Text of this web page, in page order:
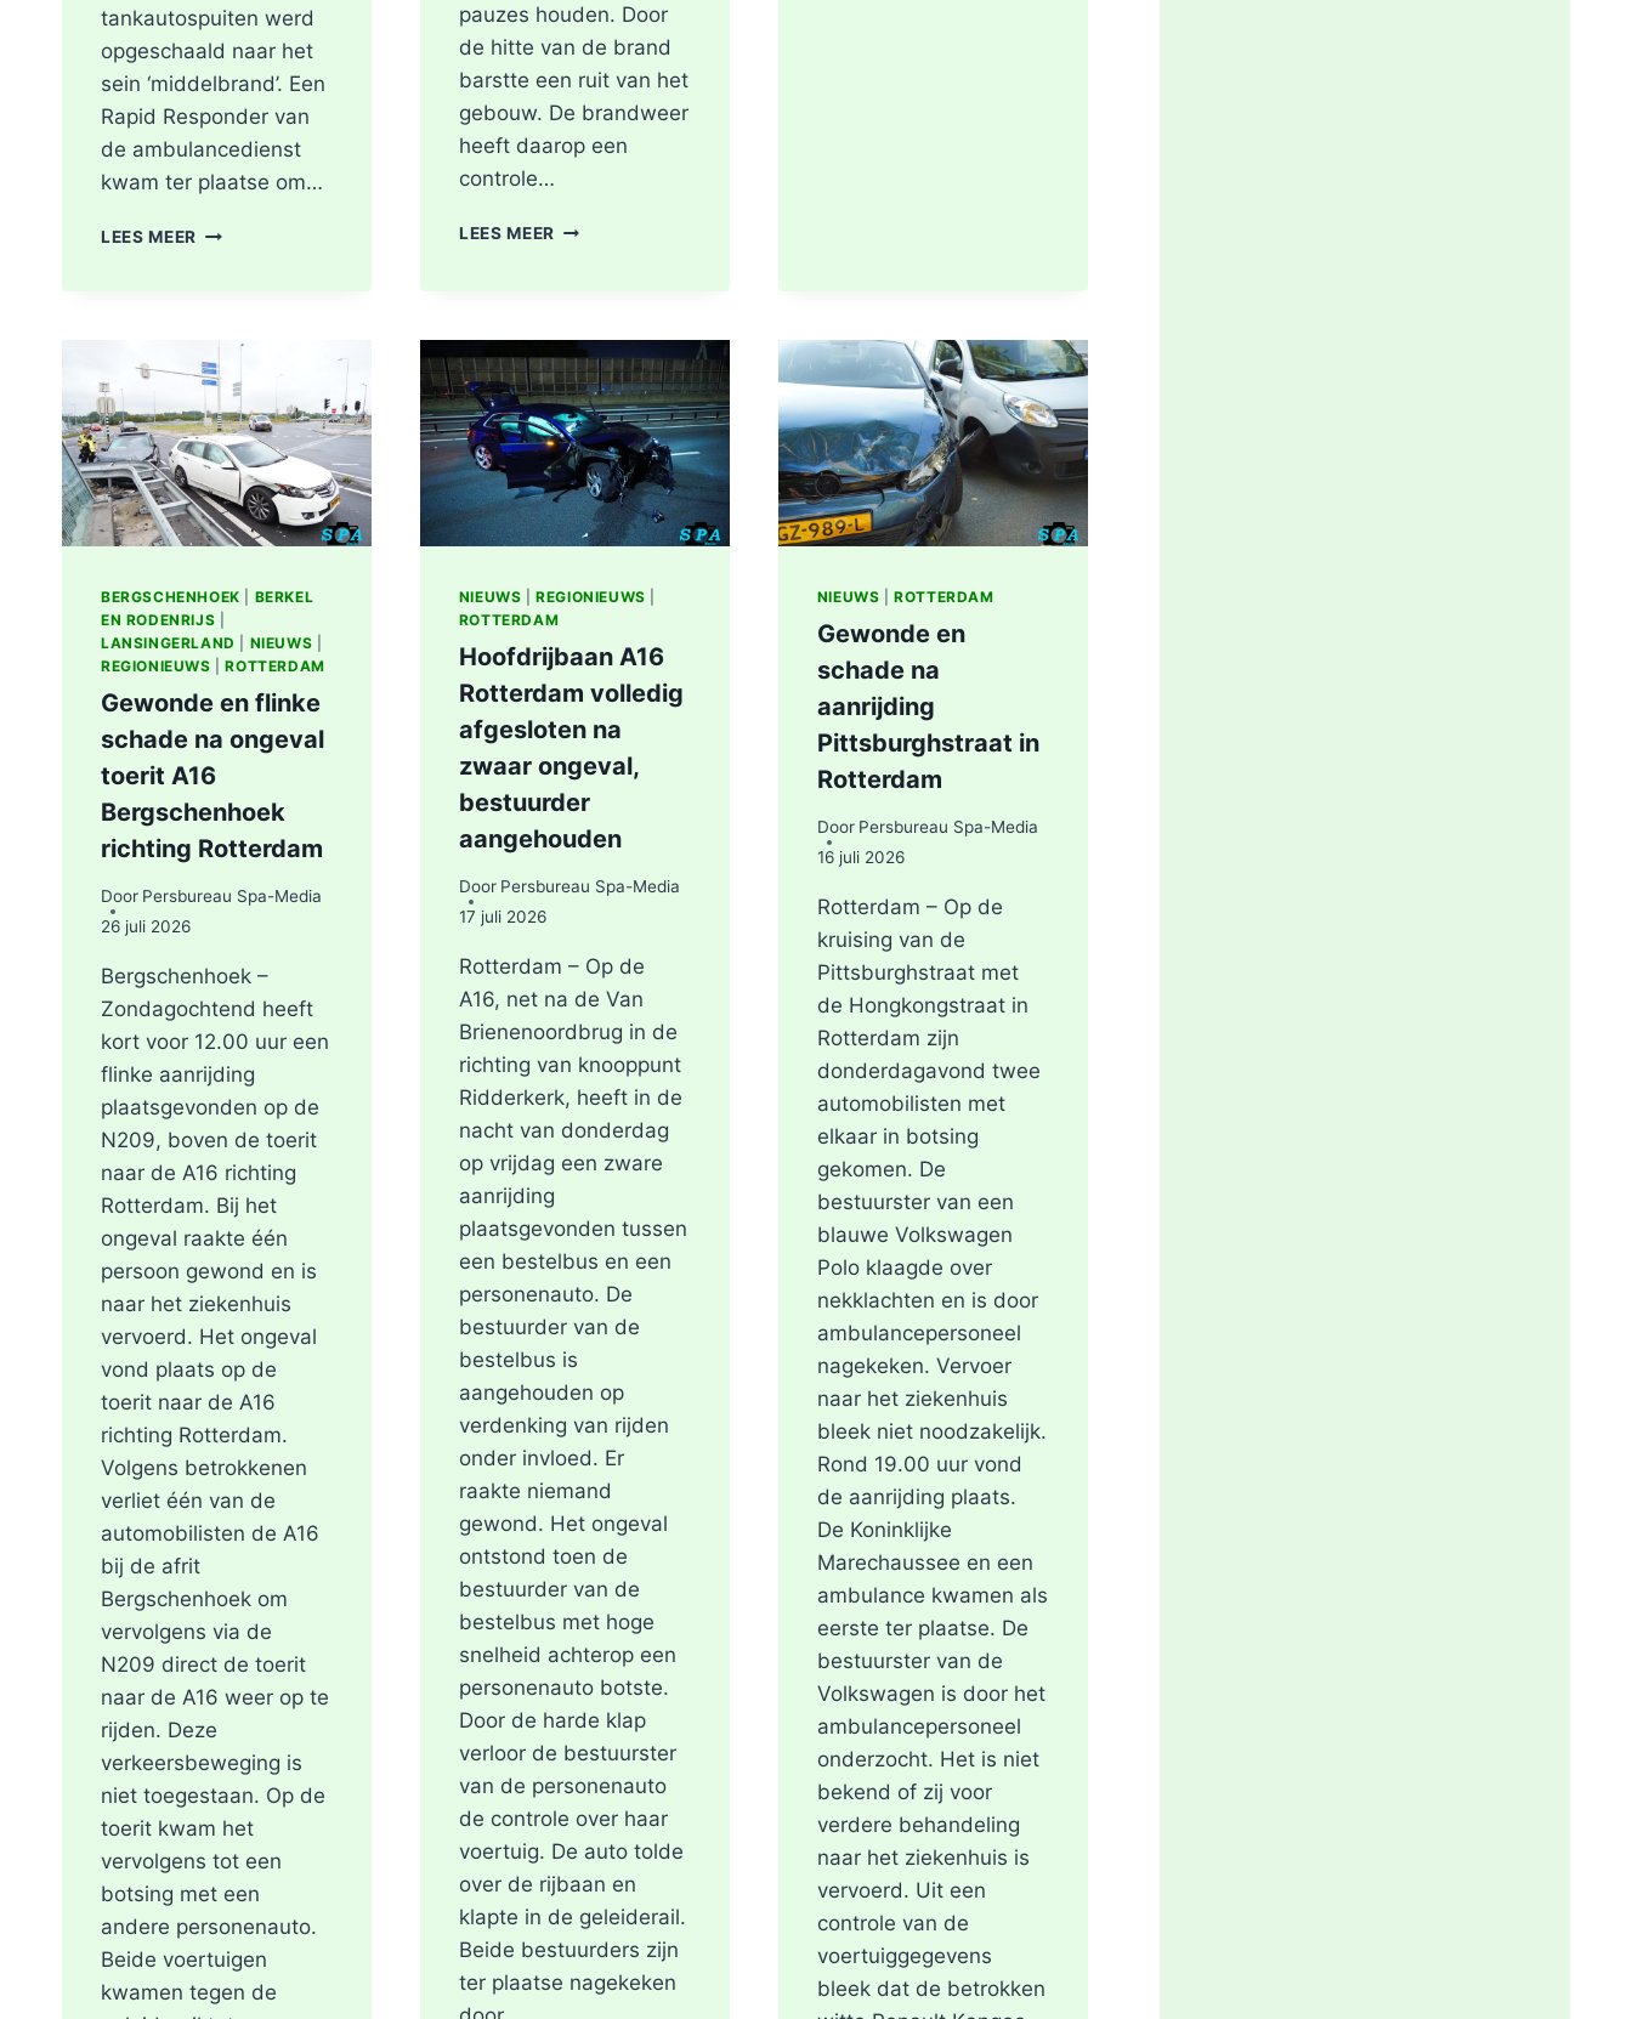
tankautospuiten werd
opgeschaald naar het
sein ‘middelbrand’. Een
Rapid Responder van
de ambulancedienst
kwam ter plaatse om…
LEES MEER BRAND
TIJDENS
WERKZAAMHEDEN
AAN
LIEVEN
DE
KEYSTRAAT
IN
ROTTERDAM
pauzes houden. Door
de hitte van de brand
barstte een ruit van het
gebouw. De brandweer
heeft daarop een
controle…
LEES MEER SCOOTER
STATION
KRALINGSE
ZOOM
IN
ROTTERDAM
BERGSCHENHOEK
BERKEL
EN RODENRIJS
LANSINGERLAND
NIEUWS
REGIONIEUWS |ROTTERDAM
Gewonde en flinke
schade na ongeval
toerit A16
Bergschenhoek
richting Rotterdam
Door Persbureau Spa-Media
26 juli 2026
Bergschenhoek –
Zondagochtend heeft
kort voor 12.00 uur een
flinke aanrijding
plaatsgevonden op de
N209, boven de toerit
naar de A16 richting
Rotterdam. Bij het
ongeval raakte één
persoon gewond en is
naar het ziekenhuis
vervoerd. Het ongeval
vond plaats op de
toerit naar de A16
richting Rotterdam.
Volgens betrokkenen
verliet één van de
automobilisten de A16
bij de afrit
Bergschenhoek om
vervolgens via de
N209 direct de toerit
naar de A16 weer op te
rijden. Deze
verkeersbeweging is
niet toegestaan. Op de
toerit kwam het
vervolgens tot een
botsing met een
andere personenauto.
Beide voertuigen
kwamen tegen de
NIEUWS |REGIONIEUWS
ROTTERDAM
Hoofdrijbaan A16
Rotterdam volledig
afgesloten na
zwaar ongeval,
bestuurder
aangehouden
Door Persbureau Spa-Media
17 juli 2026
Rotterdam – Op de
A16, net na de Van
Brienenoordbrug in de
richting van knooppunt
Ridderkerk, heeft in de
nacht van donderdag
op vrijdag een zware
aanrijding
plaatsgevonden tussen
een bestelbus en een
personenauto. De
bestuurder van de
bestelbus is
aangehouden op
verdenking van rijden
onder invloed. Er
raakte niemand
gewond. Het ongeval
ontstond toen de
bestuurder van de
bestelbus met hoge
snelheid achterop een
personenauto botste.
Door de harde klap
verloor de bestuurster
van de personenauto
de controle over haar
voertuig. De auto tolde
over de rijbaan en
klapte in de geleiderail.
Beide bestuurders zijn
ter plaatse nagekeken
NIEUWS |ROTTERDAM
Gewonde en
schade na
aanrijding
Pittsburghstraat in
Rotterdam
Door Persbureau Spa-Media
16 juli 2026
Rotterdam – Op de
kruising van de
Pittsburghstraat met
de Hongkongstraat in
Rotterdam zijn
donderdagavond twee
automobilisten met
elkaar in botsing
gekomen. De
bestuurster van een
blauwe Volkswagen
Polo klaagde over
nekklachten en is door
ambulancepersoneel
nagekeken. Vervoer
naar het ziekenhuis
bleek niet noodzakelijk.
Rond 19.00 uur vond
de aanrijding plaats.
De Koninklijke
Marechaussee en een
ambulance kwamen als
eerste ter plaatse. De
bestuurster van de
Volkswagen is door het
ambulancepersoneel
onderzocht. Het is niet
bekend of zij voor
verdere behandeling
naar het ziekenhuis is
vervoerd. Uit een
controle van de
voertuiggegevens
bleek dat de betrokken